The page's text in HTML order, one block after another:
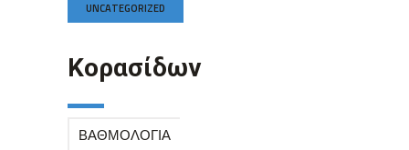
UNCATEGORIZED
Κορασίδων
ΒΑΘΜΟΛΟΓΙΑ